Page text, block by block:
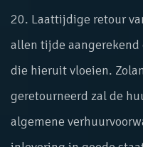
20. Laattijdige retour
allen tijde aangerekend
die hieruit vloeien.
geretourneerd zal de
algemene